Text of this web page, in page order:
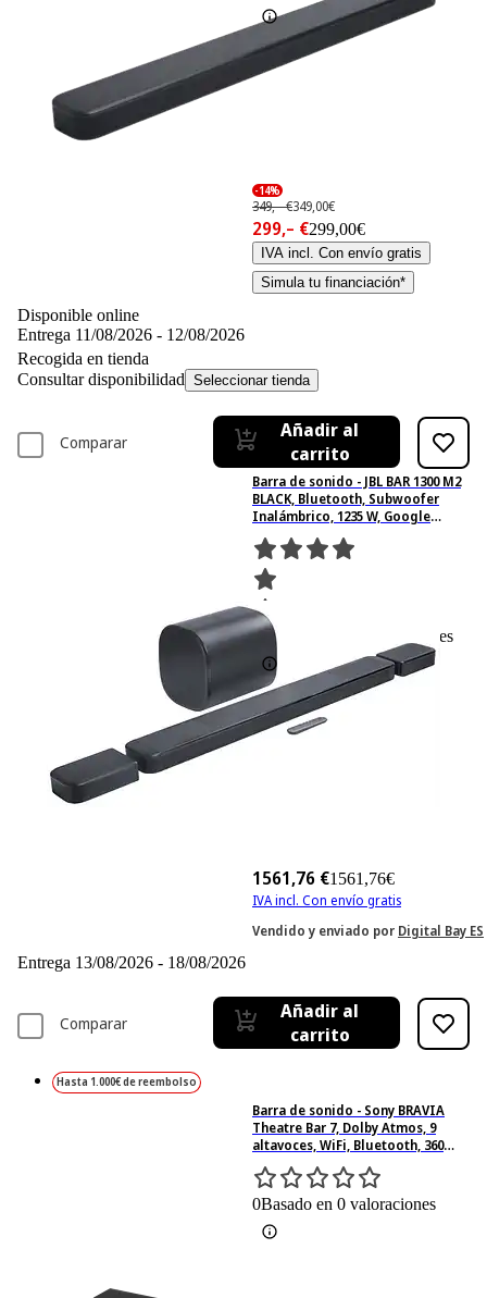
-14%
349,– €349,00€
299,– €299,00€
IVA incl. Con envío gratis
Simula tu financiación*
Disponible online
Entrega 11/08/2026 - 12/08/2026
Recogida en tienda
Consultar disponibilidad Seleccionar tienda
Comparar
Añadir al
carrito
Barra de sonido - JBL BAR 1300 M2
BLACK, Bluetooth, Subwoofer
Inalámbrico, 1235 W, Google
Assistant, Negro
82 Basado en 82 valoraciones
1561,76 €1561,76€
IVA incl. Con envío gratis
Vendido y enviado por Digital Bay ES
Entrega 13/08/2026 - 18/08/2026
Comparar
Añadir al
carrito
Hasta 1.000€ de reembolso
Barra de sonido - Sony BRAVIA
Theatre Bar 7, Dolby Atmos, 9
altavoces, WiFi, Bluetooth, 360
Spatial Sound Mapping, 405 W, Apple
Airplay, HT-A7100
0Basado en 0 valoraciones